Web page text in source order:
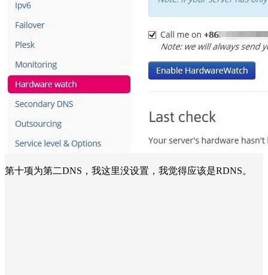
第十项为第二DNS，我这里没设置，我觉得应该是RDNS。